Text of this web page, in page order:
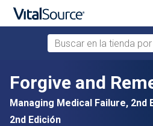
Saltar al contenido principal
Buscar en la tienda por
Forgive and
Managing Medical Failure, 2nd
2nd Edición